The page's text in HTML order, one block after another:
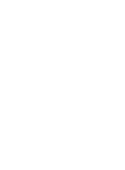
netværk forbundet til
forsøge at omgå
vi beskytter imod
til tjenesterne
eller netværk, der
militært formål,
våbenudvikling,
af missiler,
våben